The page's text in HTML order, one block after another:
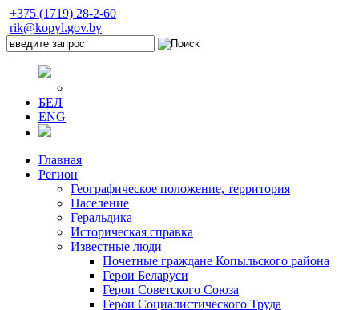
+375 (1719) 28-2-60
rik@kopyl.gov.by
БЕЛ
ENG
Главная
Регион
Географическое положение, территория
Население
Геральдика
Историческая справка
Известные люди
Почетные граждане Копыльского района
Герои Беларуси
Герои Советского Союза
Герои Социалистического Труда